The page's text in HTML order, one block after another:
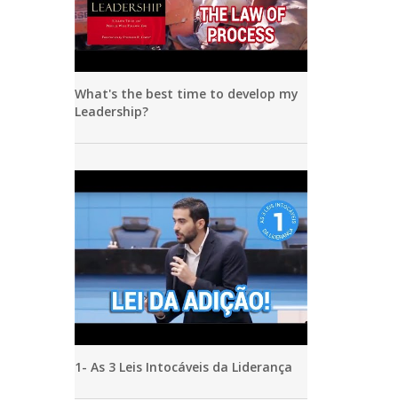
What's the best time to develop my
Leadership?
1- As 3 Leis Intocáveis da Liderança